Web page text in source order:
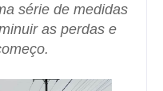
série de medidas
as perdas e